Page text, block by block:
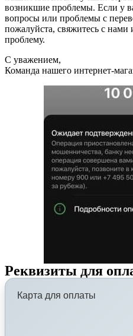
возникшие проблемы. Если у
вопросы или проблемы с
пожалуйста, свяжитесь с
проблему.
С уважением,
Команда нашего интернет-
Реквизиты для
Карта для оплаты